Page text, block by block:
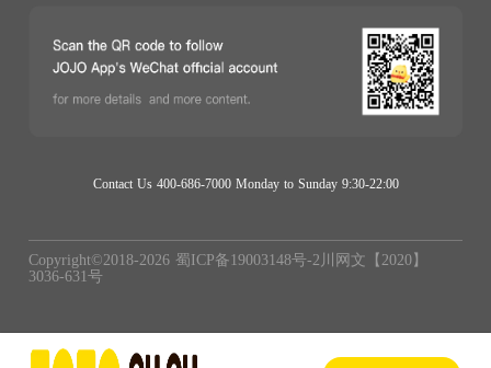
Contact Us 400-686-7000 Monday to Sunday 9:30-22:00
Copyright©2018-2026 蜀ICP备19003148号-2 川网文【2020】
3036-631号